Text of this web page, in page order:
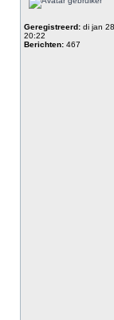
Geregistreerd: di jan
20:22
Berichten: 467